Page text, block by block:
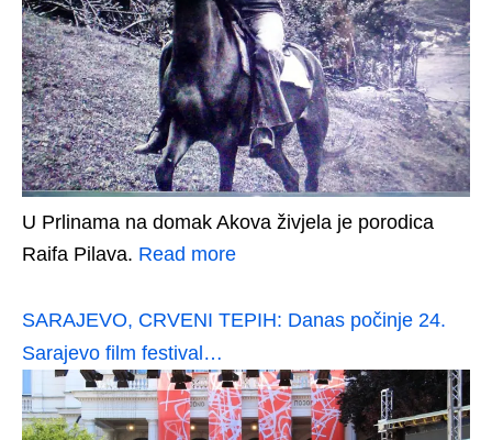
U Prlinama na domak Akova živjela je porodica
Raifa Pilava. Read more
SARAJEVO, CRVENI TEPIH: Danas počinje 24.
Sarajevo film festival…